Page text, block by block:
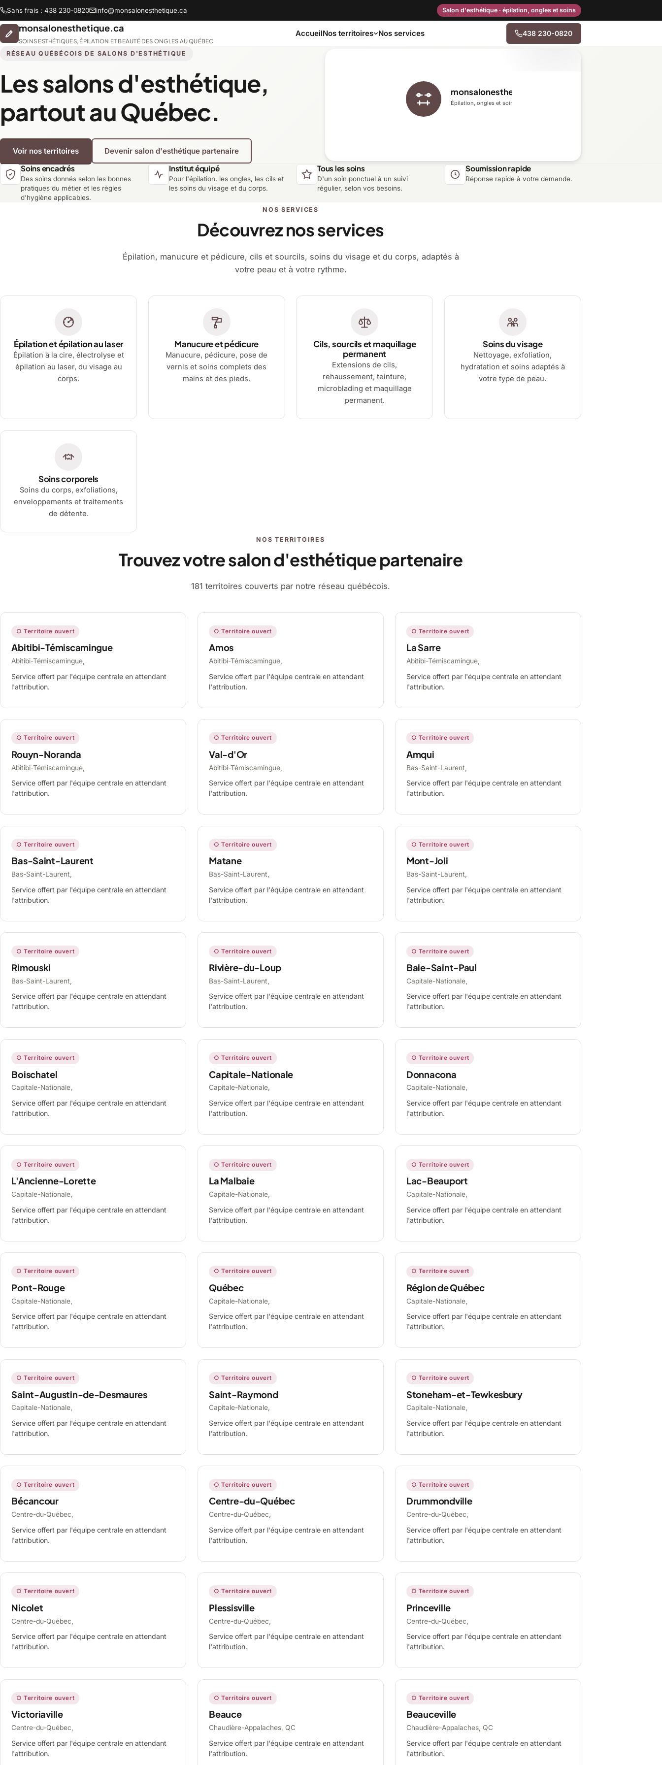
Sans frais : 438 230-0820 info@monsalonesthetique.ca Salon d'esthétique · épilation, ongles et soins
monsalonesthetique.ca
SOINS ESTHÉTIQUES, ÉPILATION ET BEAUTÉ DES ONGLES AU QUÉBEC
AccueilNos territoires
Bas-Saint-Laurent Capitale-Nationale Centre-du-Québec
Lanaudière Laurentides Laval Mauricie
Montérégie Nord-du-Québec
Nos services 438 230-0820
RÉSEAU QUÉBÉCOIS DE SALONS D'ESTHÉTIQUE
Les salons d'esthétique,
partout au Québec.
Voir nos territoires Devenir salon d'esthétique partenaire
monsalonesthetique.ca
Épilation, ongles et soins du visage
Soins encadrés
Des soins donnés selon les bonnes
pratiques du métier et les règles
d'hygiène applicables.
Institut équipé
Pour l'épilation, les ongles, les cils et
les soins du visage et du corps.
Tous les soins
D'un soin ponctuel à un suivi
régulier, selon vos besoins.
Soumission rapide
Réponse rapide à votre demande.
NOS SERVICES
Découvrez nos services
Épilation, manucure et pédicure, cils et sourcils, soins du visage et du corps, adaptés à
votre peau et à votre rythme.
Épilation et épilation au laser
Épilation à la cire, électrolyse et
épilation au laser, du visage au
corps.
Manucure et pédicure
Manucure, pédicure, pose de
vernis et soins complets des
mains et des pieds.
Cils, sourcils et maquillage
permanent
Extensions de cils,
rehaussement, teinture,
microblading et maquillage
permanent.
Soins du visage
Nettoyage, exfoliation,
hydratation et soins adaptés à
votre type de peau.
Soins corporels
Soins du corps, exfoliations,
enveloppements et traitements
de détente.
NOS TERRITOIRES
Trouvez votre salon d'esthétique partenaire
181 territoires couverts par notre réseau québécois.
○ Territoire ouvert
Abitibi-Témiscamingue
Abitibi-Témiscamingue,
Service offert par l'équipe centrale en attendant
l'attribution.
○ Territoire ouvert
Amos
Abitibi-Témiscamingue,
Service offert par l'équipe centrale en attendant
l'attribution.
○ Territoire ouvert
La Sarre
Abitibi-Témiscamingue,
Service offert par l'équipe centrale en attendant
l'attribution.
○ Territoire ouvert
Rouyn-Noranda
Abitibi-Témiscamingue,
Service offert par l'équipe centrale en attendant
l'attribution.
○ Territoire ouvert
Val-d'Or
Abitibi-Témiscamingue,
Service offert par l'équipe centrale en attendant
l'attribution.
○ Territoire ouvert
Amqui
Bas-Saint-Laurent,
Service offert par l'équipe centrale en attendant
l'attribution.
○ Territoire ouvert
Bas-Saint-Laurent
Bas-Saint-Laurent,
Service offert par l'équipe centrale en attendant
l'attribution.
○ Territoire ouvert
Matane
Bas-Saint-Laurent,
Service offert par l'équipe centrale en attendant
l'attribution.
○ Territoire ouvert
Mont-Joli
Bas-Saint-Laurent,
Service offert par l'équipe centrale en attendant
l'attribution.
○ Territoire ouvert
Rimouski
Bas-Saint-Laurent,
Service offert par l'équipe centrale en attendant
l'attribution.
○ Territoire ouvert
Rivière-du-Loup
Bas-Saint-Laurent,
Service offert par l'équipe centrale en attendant
l'attribution.
○ Territoire ouvert
Baie-Saint-Paul
Capitale-Nationale,
Service offert par l'équipe centrale en attendant
l'attribution.
○ Territoire ouvert
Boischatel
Capitale-Nationale,
Service offert par l'équipe centrale en attendant
l'attribution.
○ Territoire ouvert
Capitale-Nationale
Capitale-Nationale,
Service offert par l'équipe centrale en attendant
l'attribution.
○ Territoire ouvert
Donnacona
Capitale-Nationale,
Service offert par l'équipe centrale en attendant
l'attribution.
○ Territoire ouvert
L'Ancienne-Lorette
Capitale-Nationale,
Service offert par l'équipe centrale en attendant
l'attribution.
○ Territoire ouvert
La Malbaie
Capitale-Nationale,
Service offert par l'équipe centrale en attendant
l'attribution.
○ Territoire ouvert
Lac-Beauport
Capitale-Nationale,
Service offert par l'équipe centrale en attendant
l'attribution.
○ Territoire ouvert
Pont-Rouge
Capitale-Nationale,
Service offert par l'équipe centrale en attendant
l'attribution.
○ Territoire ouvert
Québec
Capitale-Nationale,
Service offert par l'équipe centrale en attendant
l'attribution.
○ Territoire ouvert
Région de Québec
Capitale-Nationale,
Service offert par l'équipe centrale en attendant
l'attribution.
○ Territoire ouvert
Saint-Augustin-de-Desmaures
Capitale-Nationale,
Service offert par l'équipe centrale en attendant
l'attribution.
○ Territoire ouvert
Saint-Raymond
Capitale-Nationale,
Service offert par l'équipe centrale en attendant
l'attribution.
○ Territoire ouvert
Stoneham-et-Tewkesbury
Capitale-Nationale,
Service offert par l'équipe centrale en attendant
l'attribution.
○ Territoire ouvert
Bécancour
Centre-du-Québec,
Service offert par l'équipe centrale en attendant
l'attribution.
○ Territoire ouvert
Centre-du-Québec
Centre-du-Québec,
Service offert par l'équipe centrale en attendant
l'attribution.
○ Territoire ouvert
Drummondville
Centre-du-Québec,
Service offert par l'équipe centrale en attendant
l'attribution.
○ Territoire ouvert
Nicolet
Centre-du-Québec,
Service offert par l'équipe centrale en attendant
l'attribution.
○ Territoire ouvert
Plessisville
Centre-du-Québec,
Service offert par l'équipe centrale en attendant
l'attribution.
○ Territoire ouvert
Princeville
Centre-du-Québec,
Service offert par l'équipe centrale en attendant
l'attribution.
○ Territoire ouvert
Victoriaville
Centre-du-Québec,
Service offert par l'équipe centrale en attendant
l'attribution.
○ Territoire ouvert
Beauce
Chaudière-Appalaches, QC
Service offert par l'équipe centrale en attendant
l'attribution.
○ Territoire ouvert
Beauceville
Chaudière-Appalaches, QC
Service offert par l'équipe centrale en attendant
l'attribution.